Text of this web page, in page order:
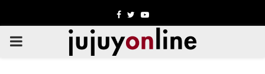
Facebook
TwitterYoutube
PRIMARY